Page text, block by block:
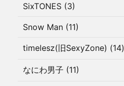
SixTONES (3)
Snow Man (11)
timelesz(旧SexyZone) (14)
なにわ男子 (11)